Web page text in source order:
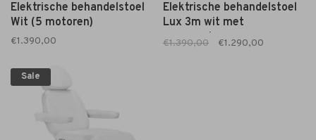
Elektrische behandelstoel
Wit (5 motoren)
€1.390,00
Elektrische behandelstoel
Lux 3m wit met
verwarming
€1.390,00 €1.290,00
Sale